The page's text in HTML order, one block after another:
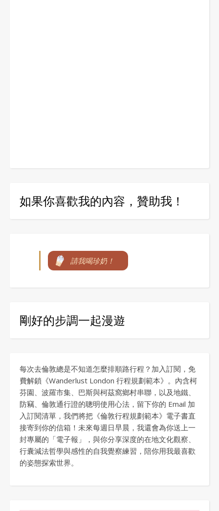
如果你喜歡我的內容，贊助我！
請我喝珍奶！
剛好的步調一起漫遊
每次去倫敦總是不知道怎麼排順路行程？加入訂閱，免
費解鎖《Wanderlust London 行程規劃範本》。內含柯
芬園、波羅市集、巴斯與柯茲窩鄉村串聯，以及地鐵、
防竊、倫敦通行證的聰明使用心法，留下你的 Email 加
入訂閱清單，我們將把《倫敦行程規劃範本》電子書直
接寄到你的信箱！未來每週日早晨，我還會為你送上一
封專屬的「電子報」，與你分享深度的在地文化觀察、
行囊減法哲學與感性的自我覺察練習，陪你用我最喜歡
的姿態探索世界。